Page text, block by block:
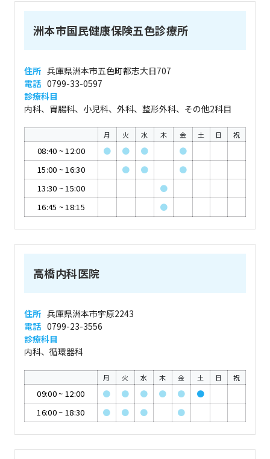
洲本市国民健康保険五色診療所
住所 兵庫県洲本市五色町都志大日707
電話 0799-33-0597
診療科目
内科、胃腸科、小児科、外科、整形外科、その他2科目
月 火 水 木 金 土 日 祝
08:40 ~12:00 ● ● ●
●
15:00 ~16:30 ● ●
●
13:30 ~15:00
●
16:45 ~18:15 ●
高橋内科医院
住所 兵庫県洲本市宇原2243
電話 0799-23-3556
診療科目
内科、循環器科
月 火 水 木 金 土 日 祝
09:00~ 12:00 ● ● ● ● ●
●
16:00~ 18:30 ● ● ● ●